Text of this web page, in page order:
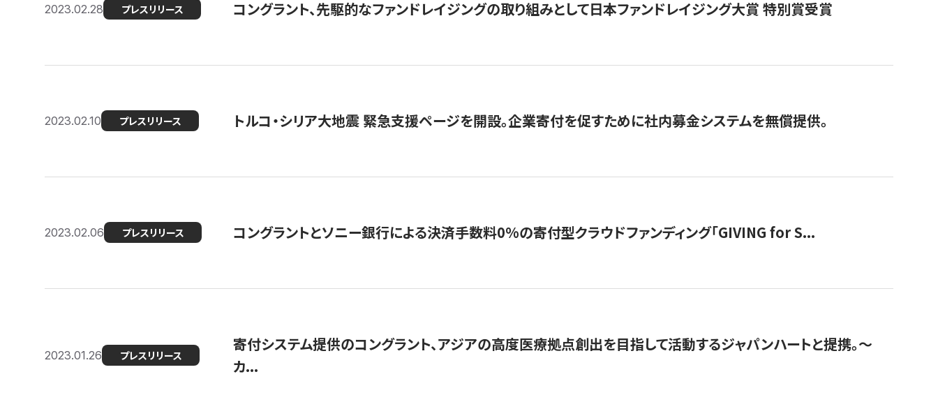
2023.02.28 プレスリリース コングラント、先駆的なファンドレイジングの取り組みとして日本ファンドレイジング大賞 特別賞受賞
2023.02.10 プレスリリース トルコ・シリア大地震 緊急支援ページを開設。企業寄付を促すために社内募金システムを無償提供。
2023.02.06 プレスリリース コングラントとソニー銀行による決済手数料0%の寄付型クラウドファンディング「GIVING for S...
2023.01.26 プレスリリース
寄付システム提供のコングラント、アジアの高度医療拠点創出を目指して活動するジャパンハートと提携。〜
カ...